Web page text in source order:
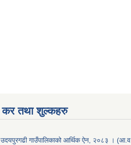
कर तथा शुल्कहरु
उदयपुरगढी गाउँपालिकाको आर्थिक ऐन, २०८३ । (आ.व.